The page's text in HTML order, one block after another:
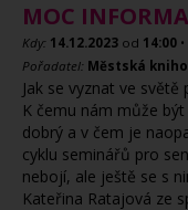
MOC
Kdy: 14.12.2023 od 14:00 •
Pořadatel: Městská
Jak se vyznat ve
K čemu nám může
dobrý a v čem je
cyklu seminářů pro
nebojí, ale ještě se s
Kateřina Ratajová ze